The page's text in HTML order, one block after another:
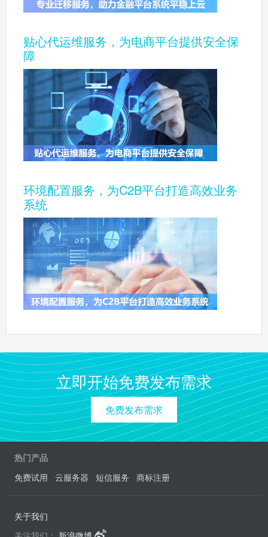
贴心代运维服务，为电商平台提供安全保
障
环境配置服务，为C2B平台打造高效业务
系统
立即开始免费发布需求
免费发布需求
热门产品
免费试用
云服务器 短信服务 商标注册
关于我们